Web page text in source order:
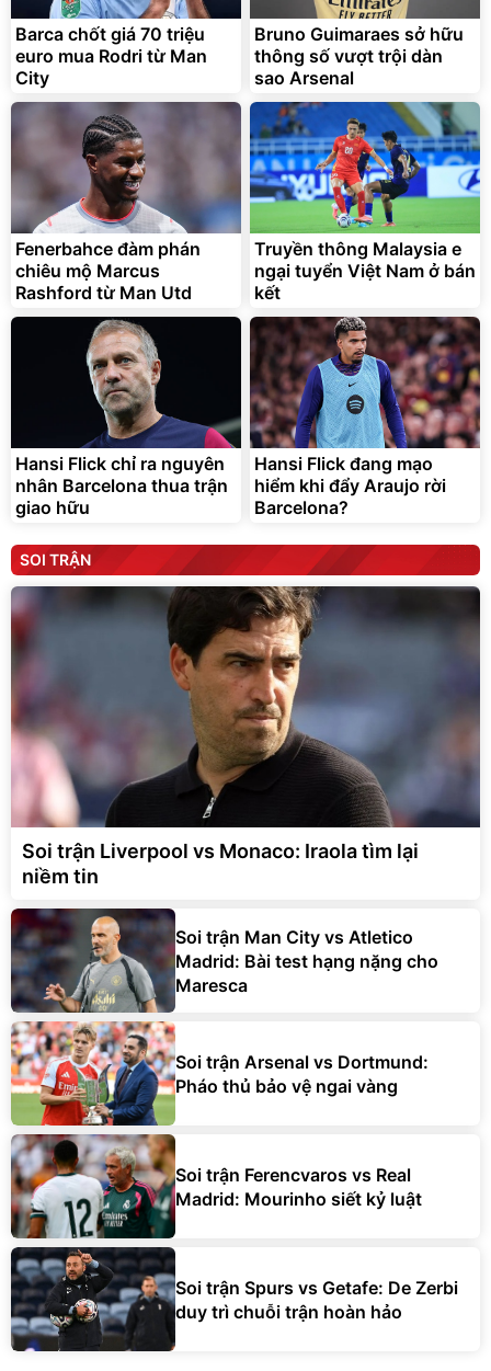
Barca chốt giá 70 triệu
euro mua Rodri từ Man
City
Bruno Guimaraes sở hữu
thông số vượt trội dàn
sao Arsenal
Fenerbahce đàm phán
chiêu mộ Marcus
Rashford từ Man Utd
Truyền thông Malaysia e
ngại tuyển Việt Nam ở bán
kết
Hansi Flick chỉ ra nguyên
nhân Barcelona thua trận
giao hữu
Hansi Flick đang mạo
hiểm khi đẩy Araujo rời
Barcelona?
SOI TRẬN
Soi trận Liverpool vs Monaco: Iraola tìm lại
niềm tin
Soi trận Man City vs Atletico
Madrid: Bài test hạng nặng cho
Maresca
Soi trận Arsenal vs Dortmund:
Pháo thủ bảo vệ ngai vàng
Soi trận Ferencvaros vs Real
Madrid: Mourinho siết kỷ luật
Soi trận Spurs vs Getafe: De Zerbi
duy trì chuỗi trận hoàn hảo